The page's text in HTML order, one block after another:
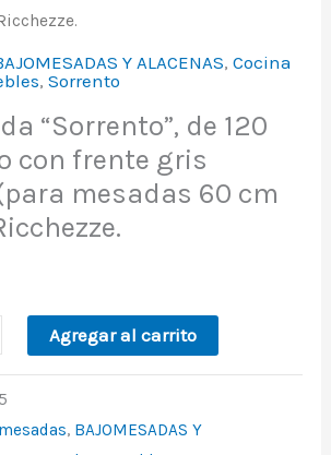
Y ALACENAS,Cocina
,Sorrento
“Sorrento”, de 120
con frente gris
mesadas 60 cm
Agregar al carrito
, BAJOMESADAS Y